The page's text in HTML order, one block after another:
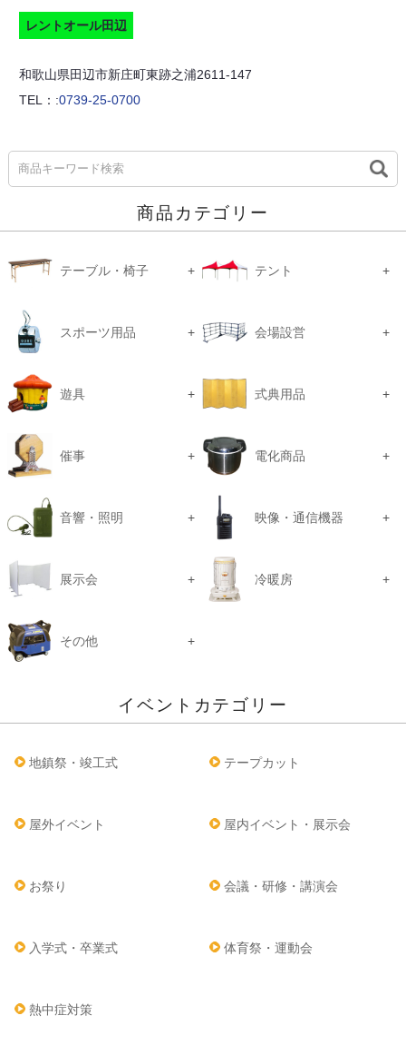
商品カテゴリー
テーブル・椅子 テント
スポーツ用品 会場設営
遊具 式典用品
催事 電化商品
音響・照明 映像・通信機器
展示会 冷暖房
その他
イベントカテゴリー
地鎮祭・竣工式 テープカット
屋外イベント 屋内イベント・展示会
お祭り 会議・研修・講演会
入学式・卒業式 体育祭・運動会
熱中症対策
レントオール田辺
和歌山県田辺市新庄町東跡之浦2611-147
TEL：:0739-25-0700